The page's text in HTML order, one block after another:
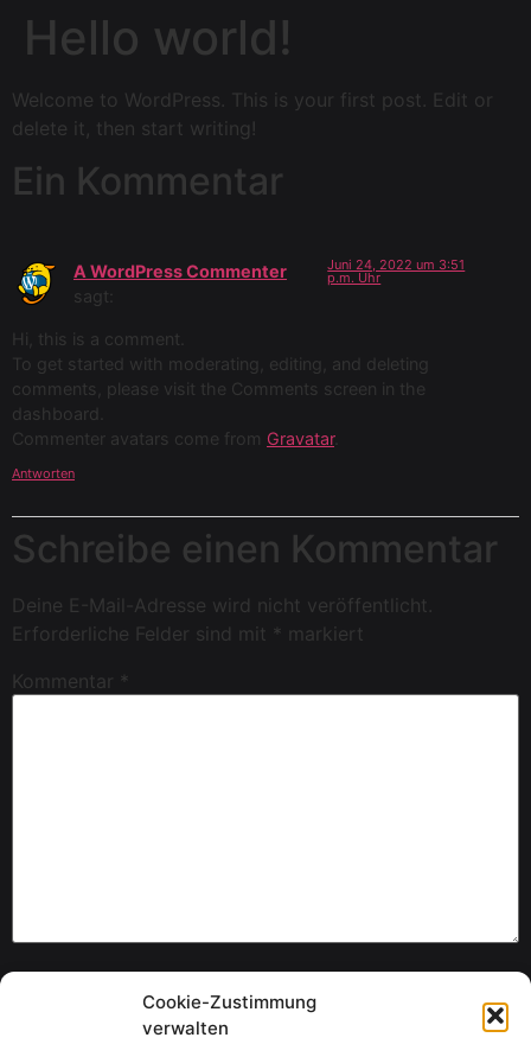
Cookie-Zustimmung
verwalten
Hello world!
Welcome to WordPress. This is your first post. Edit or
delete it, then start writing!
Ein Kommentar
A WordPress Commenter
sagt:
Juni 24, 2022 um 3:51
p.m. Uhr
Hi, this is a comment.
To get started with moderating, editing, and deleting
comments, please visit the Comments screen in the
dashboard.
Commenter avatars come from Gravatar.
Antworten
Schreibe einen Kommentar
Deine E-Mail-Adresse wird nicht veröffentlicht.
Erforderliche Felder sind mit * markiert
Kommentar *